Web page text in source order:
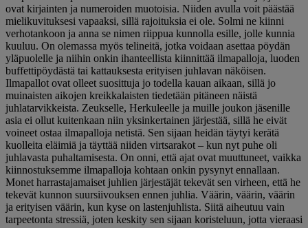
ovat kirjainten ja numeroiden muotoisia. Niiden avulla voit päästää
mielikuvituksesi vapaaksi, sillä rajoituksia ei ole. Solmi ne kiinni
verhotankoon ja anna se nimen riippua kunnolla esille, jolle kunnia
kuuluu. On olemassa myös telineitä, jotka voidaan asettaa pöydän
yläpuolelle ja niihin onkin ihanteellista kiinnittää ilmapalloja, luoden
buffettipöydästä tai kattauksesta erityisen juhlavan näköisen.
Ilmapallot ovat olleet suosittuja jo todella kauan aikaan, sillä jo
muinaisten aikojen kreikkalaisten tiedetään pitäneen näistä
juhlatarvikkeista. Zeukselle, Herkuleelle ja muille joukon jäsenille
asia ei ollut kuitenkaan niin yksinkertainen järjestää, sillä he eivät
voineet ostaa ilmapalloja netistä. Sen sijaan heidän täytyi kerätä
kuolleita eläimiä ja täyttää niiden virtsarakot – kun nyt puhe oli
juhlavasta puhaltamisesta. On onni, että ajat ovat muuttuneet, vaikka
kiinnostuksemme ilmapalloja kohtaan onkin pysynyt ennallaan.
Monet harrastajamaiset juhlien järjestäjät tekevät sen virheen, että he
tekevät kunnon suursiivouksen ennen juhlia. Väärin, väärin, väärin
ja erityisen väärin, kun kyse on lastenjuhlista. Siitä aiheutuu vain
tarpeetonta stressiä, joten keskity sen sijaan koristeluun, jotta vieraasi